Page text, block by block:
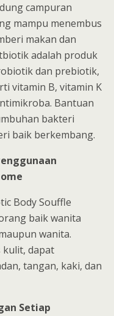
campuran
mampu menembus
makan dan
adalah produk
dan prebiotik,
vitamin B, vitamin K
Bantuan
bakteri
baik berkembang.
Body Souffle
baik wanita
wanita.
kulit, dapat
tangan, kaki, dan
Setiap